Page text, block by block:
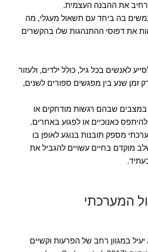
את ההבנה העצמית.
בה ביחד עם תשאול מעגלי, מה
את דפוסי ההתנהגות שלו בהקשרים
לאנשים בכל גיל, כולל ילדים, ולעזור
זמן שנע בין מפגשים ספורים לשנים,
במצבים שבהם רגשות מודחקים או
כאנוכיים או לפגוע באחרים.
מספק תובנות בנוגע לאופן בו
מוקדם בחיים עשויים להגביל את
המערכתי
במגוון רחב של הפרעות וקשיים